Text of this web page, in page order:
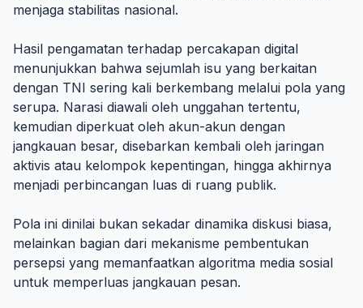
menjaga stabilitas nasional.
Hasil pengamatan terhadap percakapan digital
menunjukkan bahwa sejumlah isu yang berkaitan
dengan TNI sering kali berkembang melalui pola yang
serupa. Narasi diawali oleh unggahan tertentu,
kemudian diperkuat oleh akun-akun dengan
jangkauan besar, disebarkan kembali oleh jaringan
aktivis atau kelompok kepentingan, hingga akhirnya
menjadi perbincangan luas di ruang publik.
Pola ini dinilai bukan sekadar dinamika diskusi biasa,
melainkan bagian dari mekanisme pembentukan
persepsi yang memanfaatkan algoritma media sosial
untuk memperluas jangkauan pesan.